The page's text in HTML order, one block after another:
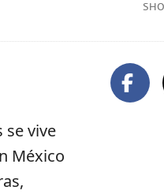
se vive
México